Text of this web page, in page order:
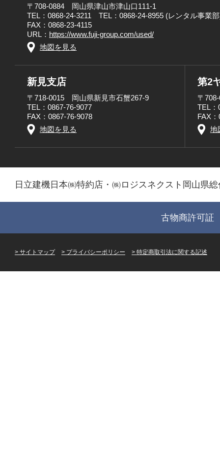
〒708-0884 岡山県津山市津山口111-1
TEL：0868-24-3211 TEL：0868-24-8955 (レンタル事業
FAX：0868-23-4115
URL： https://www.fuji-group.com/used/
地図を見る
新見支店
〒718-0015 岡山県新見市石蟹267-9
TEL：0867-76-9077
FAX：0867-76-9078
地図を見る
第2
〒
TEL：
FAX
地
日立建機日本㈱特約店・㈱ロジスネクスト岡山県
古物商許可
サイトマップ プライバシーポリシー 特定商取引法に関する記述